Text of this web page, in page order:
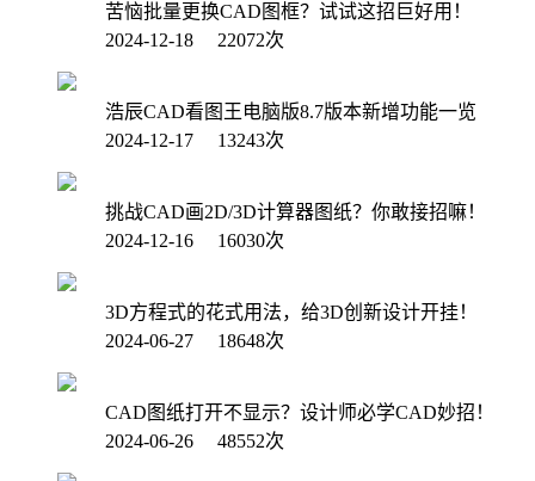
苦恼批量更换CAD图框？试试这招巨好用！
2024-12-18 22072次
浩辰CAD看图王电脑版8.7版本新增功能一览
2024-12-17 13243次
挑战CAD画2D/3D计算器图纸？你敢接招嘛！
2024-12-16 16030次
3D方程式的花式用法，给3D创新设计开挂！
2024-06-27 18648次
CAD图纸打开不显示？设计师必学CAD妙招！
2024-06-26 48552次